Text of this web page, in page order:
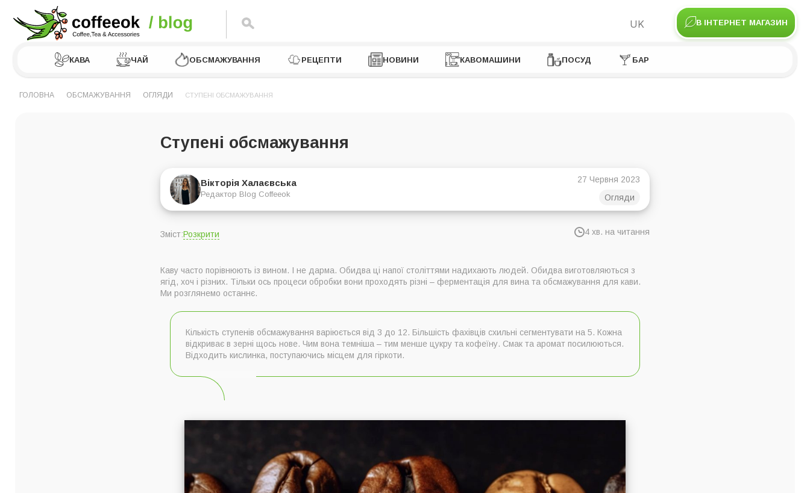
UK В ІНТЕРНЕТ МАГАЗИН
КАВА ЧАЙ ОБСМАЖУВАННЯ РЕЦЕПТИ НОВИНИ КАВОМАШИНИ ПОСУД БАР
ГОЛОВНА ОБСМАЖУВАННЯ ОГЛЯДИ СТУПЕНІ ОБСМАЖУВАННЯ
Ступені обсмажування
Вікторія Халаєвська
Редактор Blog Coffeeok
27 Червня 2023
Огляди
Зміст:Розкрити 4 хв. на читання
Докладніше про види обсмажування кави
Каву часто порівнюють із вином. І не дарма. Обидва ці напої століттями надихають людей. Обидва виготовляються з
ягід, хоч і різних. Тільки ось процеси обробки вони проходять різні – ферментація для вина та обсмажування для кави.
Ми розглянемо останнє.
Кількість ступенів обсмажування варіюється від 3 до 12. Більшість фахівців схильні сегментувати на 5. Кожна
відкриває в зерні щось нове. Чим вона темніша – тим менше цукру та кофеїну. Смак та аромат посилюються.
Відходить кислинка, поступаючись місцем для гіркоти.